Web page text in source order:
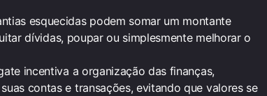
esquecidas podem somar um montante
dívidas, poupar ou simplesmente melhorar o
incentiva a organização das finanças,
contas e transações, evitando que valores se